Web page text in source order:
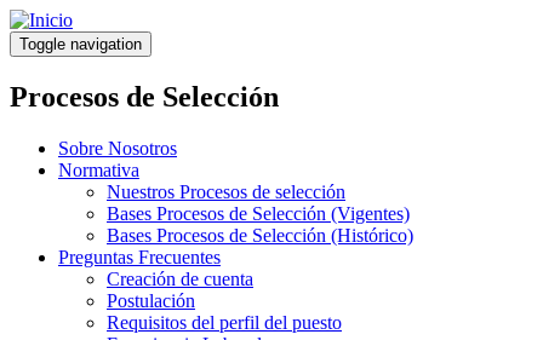
Pasar
al
contenido
principal
Toggle navigation
Procesos de Selección
Sobre Nosotros
Normativa
Nuestros Procesos de selección
Bases Procesos de Selección (Vigentes)
Bases Procesos de Selección (Histórico)
Preguntas Frecuentes
Creación de cuenta
Postulación
Requisitos del perfil del puesto